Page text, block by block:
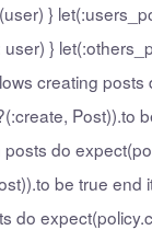
}
}
creating posts
Post)).to
do
be true end
do